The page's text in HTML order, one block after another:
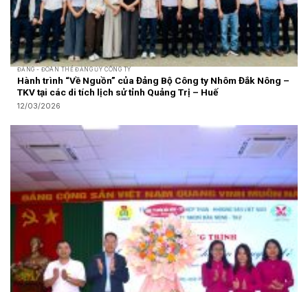
ĐẢNG - ĐOÀN THỂ ĐẢNG ỦY CÔNG TY
Hành trình “Về Nguồn” của Đảng Bộ Công ty Nhôm Đắk Nông –
TKV tại các di tích lịch sử tỉnh Quảng Trị – Huế
12/03/2026